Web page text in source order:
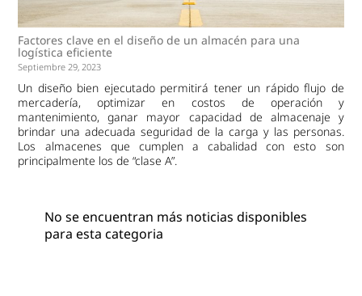
Factores clave en el diseño de un almacén para una
logística eficiente
Septiembre 29, 2023
Un diseño bien ejecutado permitirá tener un rápido flujo de
mercadería, optimizar en costos de operación y
mantenimiento, ganar mayor capacidad de almacenaje y
brindar una adecuada seguridad de la carga y las personas.
Los almacenes que cumplen a cabalidad con esto son
principalmente los de “clase A”.
No se encuentran más noticias disponibles
para esta categoria